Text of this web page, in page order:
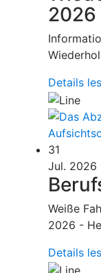
2026
Details
31
Jul. 2026
Weiße
2026 -
Details